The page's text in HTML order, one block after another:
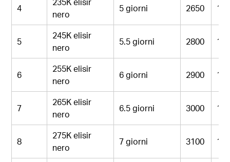
4
nero
5 giorni 2650
5
245K elisir
nero
5.5 giorni 2800
6
255K elisir
nero
6 giorni 2900
7
265K elisir
nero
6.5 giorni 3000
8
275K elisir
nero
7 giorni 3100